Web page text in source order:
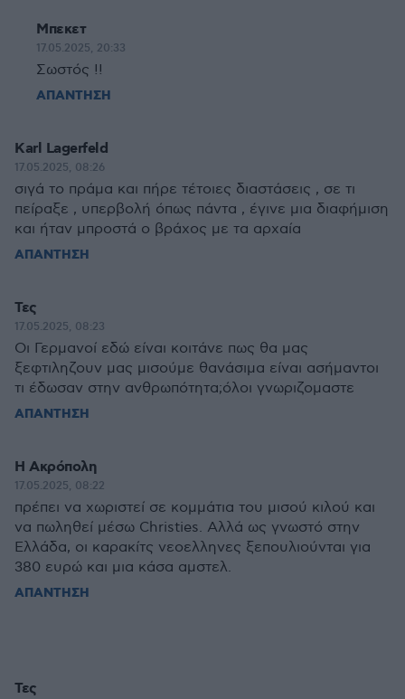
Μπεκετ
17.05.2025, 20:33
Σωστός !!
ΑΠΑΝΤΗΣΗ
Karl Lagerfeld
17.05.2025, 08:26
σιγά το πράμα και πήρε τέτοιες διαστάσεις , σε τι
πείραξε , υπερβολή όπως πάντα , έγινε μια διαφήμιση
και ήταν μπροστά ο βράχος με τα αρχαία
ΑΠΑΝΤΗΣΗ
Τες
17.05.2025, 08:23
Οι Γερμανοί εδώ είναι κοιτάνε πως θα μας
ξεφτιληζουν μας μισούμε θανάσιμα είναι ασήμαντοι
τι έδωσαν στην ανθρωπότητα;όλοι γνωριζομαστε
ΑΠΑΝΤΗΣΗ
Η Ακρόπολη
17.05.2025, 08:22
πρέπει να χωριστεί σε κομμάτια του μισού κιλού και
να πωληθεί μέσω Christies. Αλλά ως γνωστό στην
Ελλάδα, οι καρακίτς νεοελληνες ξεπουλιούνται για
380 ευρώ και μια κάσα αμστελ.
ΑΠΑΝΤΗΣΗ
Τες